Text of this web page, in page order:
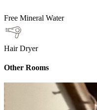
Free Mineral Water
Hair Dryer
Other Rooms